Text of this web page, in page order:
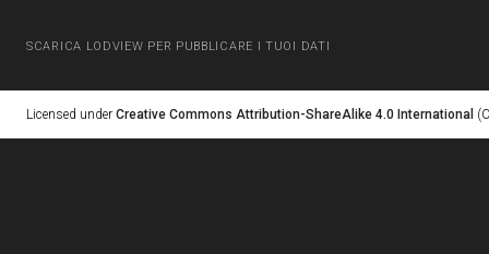
SCARICA LODVIEW PER PUBBLICARE I TUOI DATI
Licensed under Creative Commons Attribution-ShareAlike 4.0 International